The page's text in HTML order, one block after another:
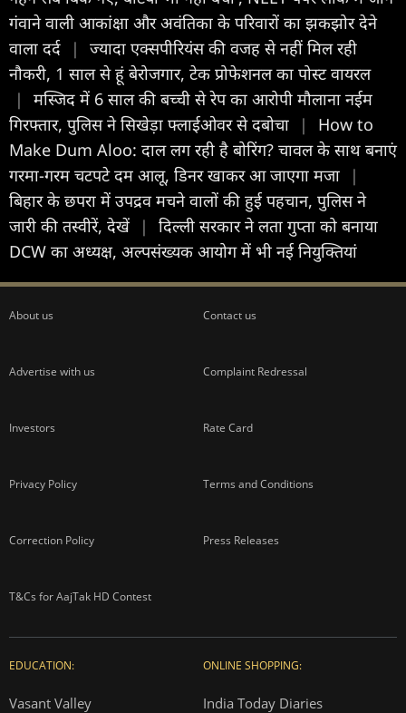
गंवाने वाली आकांक्षा और अवंतिका के परिवारों का झकझोर देने
वाला दर्द
|
ज्यादा एक्सपीरियंस की वजह से नहीं मिल रही
नौकरी, 1 साल से हूं बेरोजगार, टेक प्रोफेशनल का पोस्ट वायरल
|
मस्जिद में 6 साल की बच्ची से रेप का आरोपी मौलाना नईम
गिरफ्तार, पुलिस ने सिखेड़ा फ्लाईओवर से दबोचा
|
How to
Make Dum Aloo: दाल लग रही है बोरिंग? चावल के साथ बनाएं
गरमा-गरम चटपटे दम आलू, डिनर खाकर आ जाएगा मजा
|
बिहार के छपरा में उपद्रव मचने वालों की हुई पहचान, पुलिस ने
जारी की तस्वीरें, देखें
|
दिल्ली सरकार ने लता गुप्ता को बनाया
DCW का अध्यक्ष, अल्पसंख्यक आयोग में भी नई नियुक्तियां
About us Contact us
Advertise with us Complaint Redressal
Investors Rate Card
Privacy Policy Terms and Conditions
Correction Policy Press Releases
T&Cs for AajTak HD Contest
EDUCATION:
Vasant Valley
ONLINE SHOPPING:
India Today Diaries